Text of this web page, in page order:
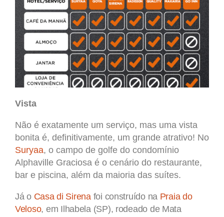
Vista
Não é exatamente um serviço, mas uma vista
bonita é, definitivamente, um grande atrativo! No
Suryaa, o campo de golfe do condomínio
Alphaville Graciosa é o cenário do restaurante,
bar e piscina, além da maioria das suítes.
Já o Casa di Sirena foi construído na Praia do
Veloso, em Ilhabela (SP), rodeado de Mata